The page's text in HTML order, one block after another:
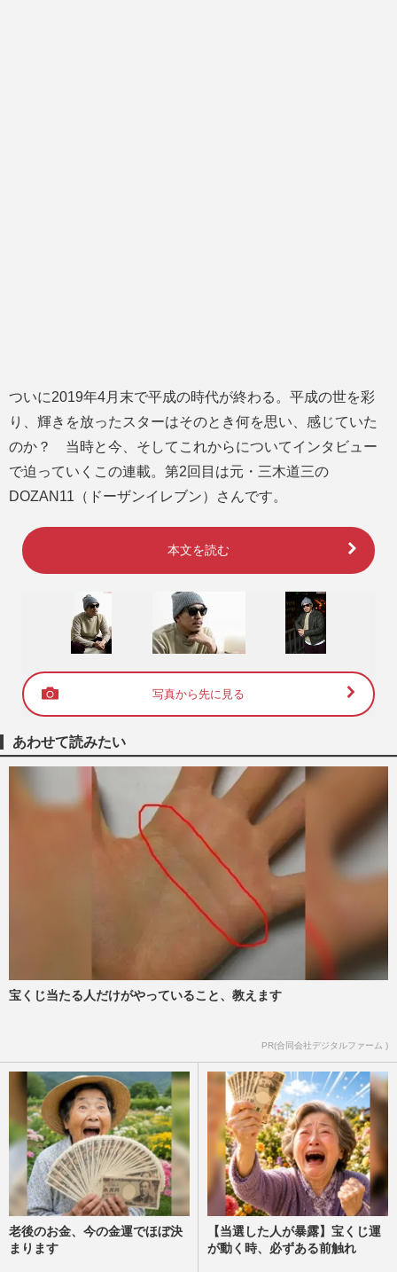
ついに2019年4月末で平成の時代が終わる。平成の世を彩
り、輝きを放ったスターはそのとき何を思い、感じていた
のか？ 当時と今、そしてこれからについてインタビュー
で迫っていくこの連載。第2回目は元・三木道三の
DOZAN11（ドーザンイレブン）さんです。
本文を読む
写真から先に見る
あわせて読みたい
宝くじ当たる人だけがやっていること、教えます
PR(合同会社デジタルファーム )
老後のお金、今の金運でほぼ決
まります
【当選した人が暴露】宝くじ運
が動く時、必ずある前触れ